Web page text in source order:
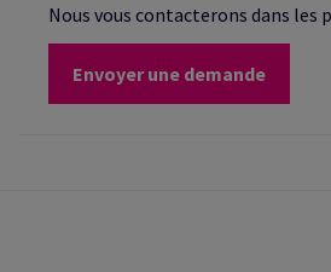
Nous vous contacterons dans les
Envoyer une demande